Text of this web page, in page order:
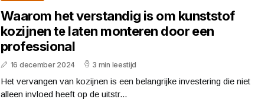
Waarom het verstandig is om kunststof
kozijnen te laten monteren door een
professional
16 december 2024 3 min leestijd
Het vervangen van kozijnen is een belangrijke investering die niet
alleen invloed heeft op de uitstr...